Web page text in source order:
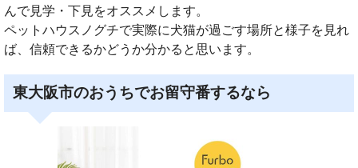
んで見学・下見をオススメします。
ペットハウスノグチで実際に犬猫が過ごす場所と様子を見れ
ば、信頼できるかどうか分かると思います。
東大阪市のおうちでお留守番するなら